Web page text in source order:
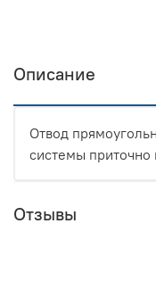
Описание
Отвод
системы
Отзывы